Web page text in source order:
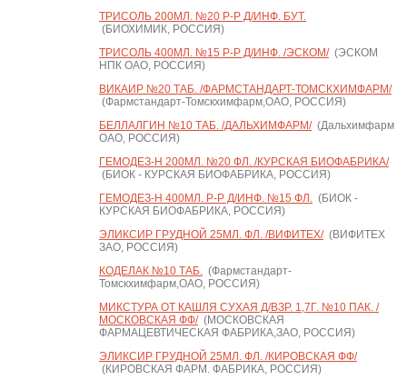
ТРИСОЛЬ 200МЛ. №20 Р-Р Д/ИНФ. БУТ.
(БИОХИМИК, РОССИЯ)
ТРИСОЛЬ 400МЛ. №15 Р-Р Д/ИНФ. /ЭСКОМ/(ЭСКОМ
НПК ОАО, РОССИЯ)
ВИКАИР №20 ТАБ. /ФАРМСТАНДАРТ-ТОМСКХИМФАРМ/
(Фармстандарт-Томскхимфарм,ОАО, РОССИЯ)
БЕЛЛАЛГИН №10 ТАБ. /ДАЛЬХИМФАРМ/(Дальхимфарм
ОАО, РОССИЯ)
ГЕМОДЕЗ-Н 200МЛ. №20 ФЛ. /КУРСКАЯ БИОФАБРИКА/
(БИОК - КУРСКАЯ БИОФАБРИКА, РОССИЯ)
ГЕМОДЕЗ-Н 400МЛ. Р-Р Д/ИНФ. №15 ФЛ.(БИОК -
КУРСКАЯ БИОФАБРИКА, РОССИЯ)
ЭЛИКСИР ГРУДНОЙ 25МЛ. ФЛ. /ВИФИТЕХ/(ВИФИТЕХ
ЗАО, РОССИЯ)
КОДЕЛАК №10 ТАБ.(Фармстандарт-
Томскхимфарм,ОАО, РОССИЯ)
МИКСТУРА ОТ КАШЛЯ СУХАЯ Д/ВЗР. 1,7Г. №10 ПАК. /
МОСКОВСКАЯ ФФ/(МОСКОВСКАЯ
ФАРМАЦЕВТИЧЕСКАЯ ФАБРИКА,ЗАО, РОССИЯ)
ЭЛИКСИР ГРУДНОЙ 25МЛ. ФЛ. /КИРОВСКАЯ ФФ/
(КИРОВСКАЯ ФАРМ. ФАБРИКА, РОССИЯ)